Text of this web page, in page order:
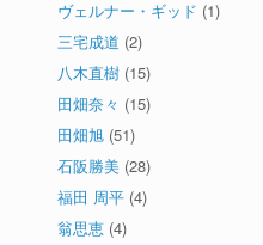
ヴェルナー・ギッド (1)
三宅成道 (2)
八木直樹 (15)
田畑奈々 (15)
田畑旭 (51)
石阪勝美 (28)
福田 周平 (4)
翁思恵 (4)